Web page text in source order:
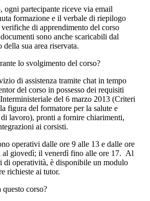
ogni partecipante riceve via email
formazione e il verbale di riepilogo
di apprendimento del corso
sono anche scaricabili dal
sua area riservata.
lo svolgimento del corso?
di assistenza tramite chat in tempo
del corso in possesso dei requisiti
del 6 marzo 2013 (Criteri
figura del formatore per la salute e
lavoro), pronti a fornire chiarimenti,
ai corsisti.
operativi dalle ore 9 alle 13 e dalle ore
al giovedì; il venerdì fino alle ore 17. Al
di operatività, è disponibile un modulo
richieste ai tutor.
corso?